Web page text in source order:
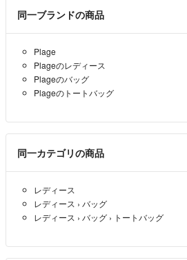
同一ブランドの商品
Plage
Plageのレディース
Plageのバッグ
Plageのトートバッグ
同一カテゴリの商品
レディース
レディース › バッグ
レディース › バッグ › トートバッグ